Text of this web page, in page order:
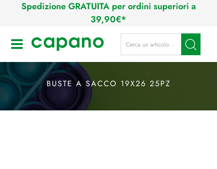
Spedizione GRATUITA per ordini superiori a
39,90€*
Open La modifica di un filtro
BUSTE A SACCO 19X26 25PZ